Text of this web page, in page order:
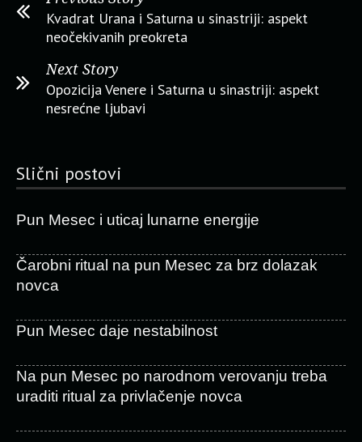
Kvadrat Urana i Saturna u sinastriji: aspekt
neočekivanih preokreta
Next Story
Opozicija Venere i Saturna u sinastriji: aspekt
nesrećne ljubavi
Slični postovi
Pun Mesec i uticaj lunarne energije
Čarobni ritual na pun Mesec za brz dolazak
novca
Pun Mesec daje nestabilnost
Na pun Mesec po narodnom verovanju treba
uraditi ritual za privlačenje novca